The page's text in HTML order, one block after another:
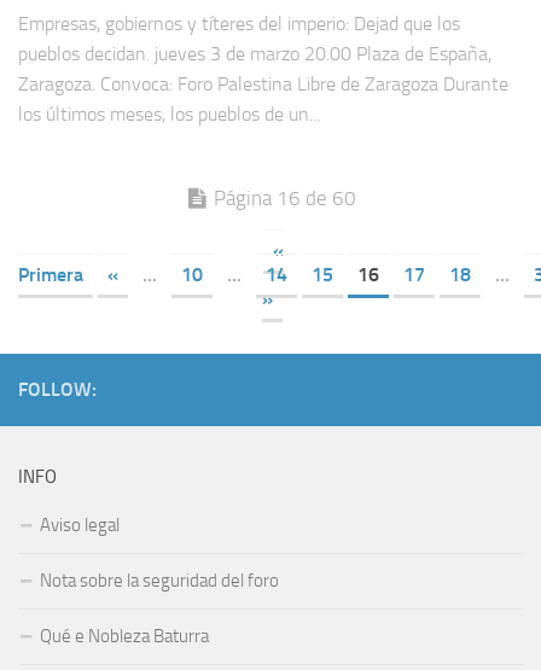
Empresas, gobiernos y títeres del imperio: Dejad que los
pueblos decidan. jueves 3 de marzo 20.00 Plaza de España,
Zaragoza. Convoca: Foro Palestina Libre de Zaragoza Durante
los últimos meses, los pueblos de un...
Página 16 de 60
«
Primera
« ... 10 ... 14 15 16 17 18 ...
»
FOLLOW:
INFO
Aviso legal
Nota sobre la seguridad del foro
Qué e Nobleza Baturra